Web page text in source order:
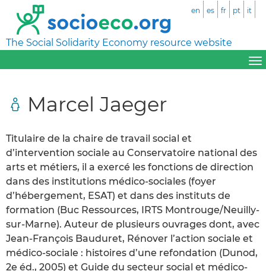
The Social Solidarity Economy resource website
en es fr pt it
Marcel Jaeger
Titulaire de la chaire de travail social et
d’intervention sociale au Conservatoire national des
arts et métiers, il a exercé les fonctions de direction
dans des institutions médico-sociales (foyer
d’hébergement, ESAT) et dans des instituts de
formation (Buc Ressources, IRTS Montrouge/Neuilly-
sur-Marne). Auteur de plusieurs ouvrages dont, avec
Jean-François Bauduret, Rénover l’action sociale et
médico-sociale : histoires d’une refondation (Dunod,
2e éd., 2005) et Guide du secteur social et médico-